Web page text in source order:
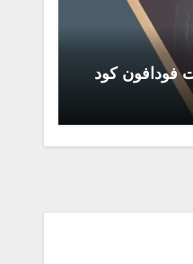
فودافون كود